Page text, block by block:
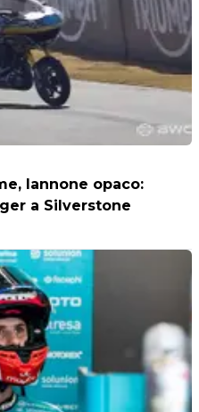
Iannone opaco:
a Silverstone